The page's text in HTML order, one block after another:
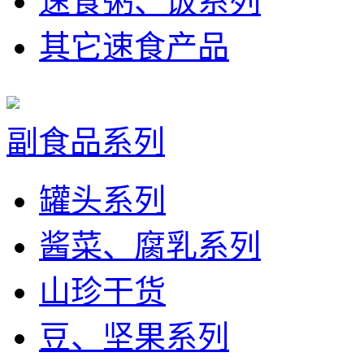
其它速食产品
副食品系列
罐头系列
酱菜、腐乳系列
山珍干货
豆、坚果系列